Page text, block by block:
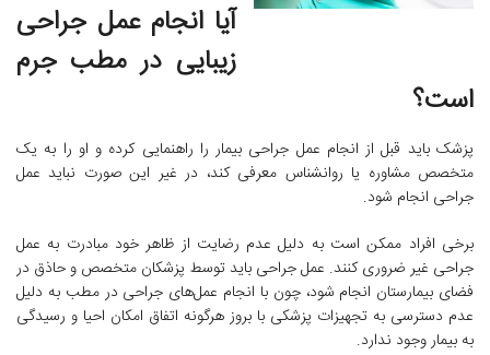
آیا انجام عمل جراحی
زیبایی در مطب جرم
است؟
پزشک باید قبل از انجام عمل جراحی بیمار را راهنمایی کرده و او را به یک
متخصص مشاوره یا روانشناس معرفی کند، در غیر این صورت نباید عمل
جراحی انجام شود.
برخی افراد ممکن است به دلیل عدم رضایت از ظاهر خود مبادرت به عمل
جراحی غیر ضروری کنند. عمل جراحی باید توسط پزشکان متخصص و حاذق در
فضای بیمارستان انجام شود، چون با انجام عمل‌های جراحی در مطب به دلیل
عدم دسترسی به تجهیزات پزشکی با بروز هرگونه اتفاق امکان احیا و رسیدگی
به بیمار وجود ندارد.